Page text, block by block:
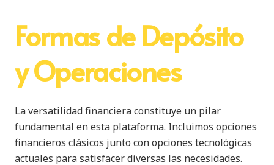
Formas de Depósito
y Operaciones
La versatilidad financiera constituye un pilar
fundamental en esta plataforma. Incluimos opciones
financieros clásicos junto con opciones tecnológicas
actuales para satisfacer diversas las necesidades.